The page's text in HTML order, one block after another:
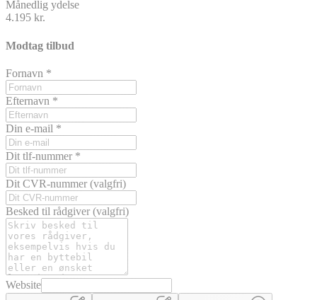
Månedlig ydelse
4.195 kr.
Modtag tilbud
Fornavn *
Efternavn *
Din e-mail *
Dit tlf-nummer *
Dit CVR-nummer (valgfri)
Besked til rådgiver (valgfri)
Website